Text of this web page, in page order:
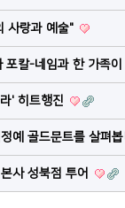
사랑과 예술"
포칼-네임과 한 가족
예 골드문트를 살펴
성북점 투어